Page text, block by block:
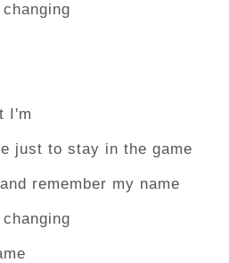
I'm
just to stay in the game
remember my name